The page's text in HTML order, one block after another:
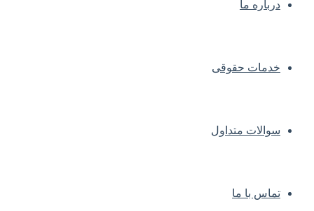
درباره ما
خدمات حقوقی
سوالات متداول
تماس با ما